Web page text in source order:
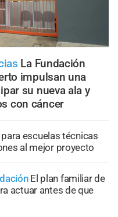
La Fundación
impulsan una
su nueva ala y
con cáncer
escuelas técnicas
al mejor proyecto
El plan familiar de
actuar antes de que